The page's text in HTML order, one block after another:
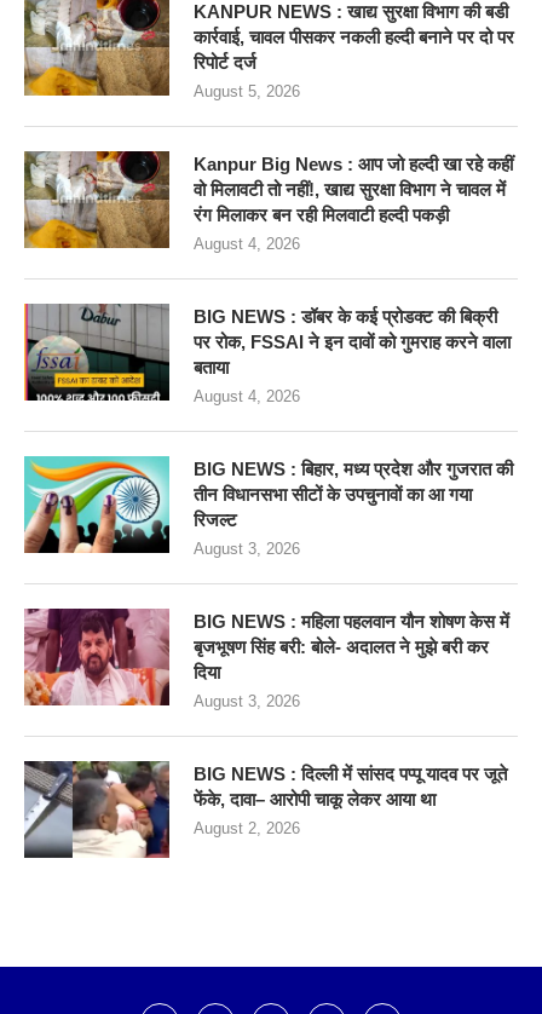
KANPUR NEWS : खाद्य सुरक्षा विभाग की बडी
कार्रवाई, चावल पीसकर नकली हल्दी बनाने पर दो पर
रिपोर्ट दर्ज
August 5, 2026
Kanpur Big News : आप जो हल्दी खा रहे कहीं
वो मिलावटी तो नहीं!, खाद्य सुरक्षा विभाग ने चावल में
रंग मिलाकर बन रही मिलवाटी हल्दी पकड़ी
August 4, 2026
BIG NEWS : डॉबर के कई प्रोडक्ट की बिक्री
पर रोक, FSSAI ने इन दावों को गुमराह करने वाला
बताया
August 4, 2026
BIG NEWS : बिहार, मध्य प्रदेश और गुजरात की
तीन विधानसभा सीटों के उपचुनावों का आ गया
रिजल्ट
August 3, 2026
BIG NEWS : महिला पहलवान यौन शोषण केस में
बृजभूषण सिंह बरी: बोले- अदालत ने मुझे बरी कर
दिया
August 3, 2026
BIG NEWS : दिल्ली में सांसद पप्पू यादव पर जूते
फेंके, दावा– आरोपी चाकू लेकर आया था
August 2, 2026